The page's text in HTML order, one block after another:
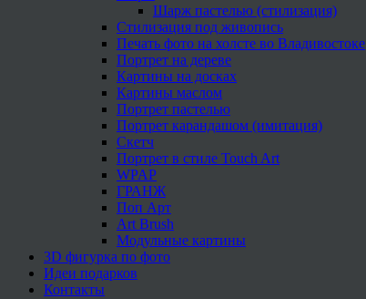
Шарж пастелью (стилизация)
Стилизация под живопись
Печать фото на холсте во Владивостоке
Портрет на дереве
Картины на досках
Картины маслом
Портрет пастелью
Портрет карандашом (имитация)
Скетч
Портрет в стиле Touch Art
WPAP
ГРАНЖ
Поп Арт
Art Brush
Модульные картины
3D фигурка по фото
Идеи подарков
Контакты